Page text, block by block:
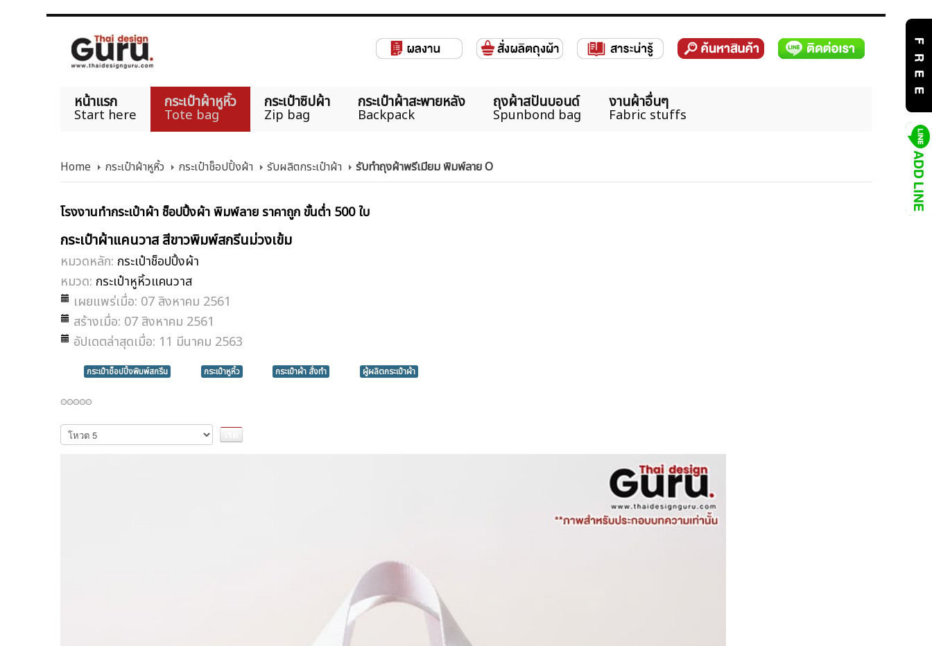
หน้าแรก
Start here
กระเป๋าผ้าหูหิ้ว
Tote bag
กระเป๋าซิปผ้า
Zip bag
กระเป๋าผ้าสะพายหลัง
Backpack
ถุงผ้าสปันบอนด์
Spunbond bag
งานผ้าอื่นๆ
Fabric stuffs
Home กระเป๋าผ้าหูหิ้ว กระเป๋าช็อปปิ้งผ้า รับผลิตกระเป๋าผ้า รับทำถุงผ้าพรีเมียม พิมพ์ลาย O
โรงงานทำกระเป๋าผ้า ช็อปปิ้งผ้า พิมพ์ลาย ราคาถูก ขั้นต่ำ 500 ใบ
กระเป๋าผ้าแคนวาส สีขาวพิมพ์สกรีนม่วงเข้ม
หมวดหลัก: กระเป๋าช็อปปิ้งผ้า
หมวด: กระเป๋าหูหิ้วแคนวาส
เผยแพร่เมื่อ: 07 สิงหาคม 2561
สร้างเมื่อ: 07 สิงหาคม 2561
อัปเดตล่าสุดเมื่อ: 11 มีนาคม 2563
กระเป๋าช็อปปิ้งพิมพ์สกรีน กระเป๋าหูหิ้ว กระเป๋าผ้า สั่งทำ ผู้ผลิตกระเป๋าผ้า
กรุณา
ให้